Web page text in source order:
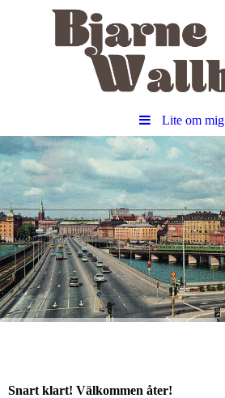
Lite om mig
Snart klart! Välkommen åter!